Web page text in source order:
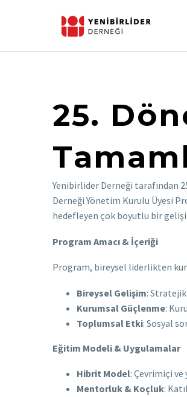
25.
Yenibirlider Derneği tarafından
Derneği Yönetim Kurulu Üyesi
hedefleyen çok boyutlu bir
Program Amacı & İçeriği
Program, bireysel liderlikten
Bireysel Gelişim:
Kurumsal Güçlenme:
Toplumsal Etki: Sosyal
Eğitim Modeli & Uygulamalar
Hibrit Model: Çevrimiçi
Mentorluk & Koçluk: